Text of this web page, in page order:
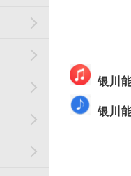
银川
银川